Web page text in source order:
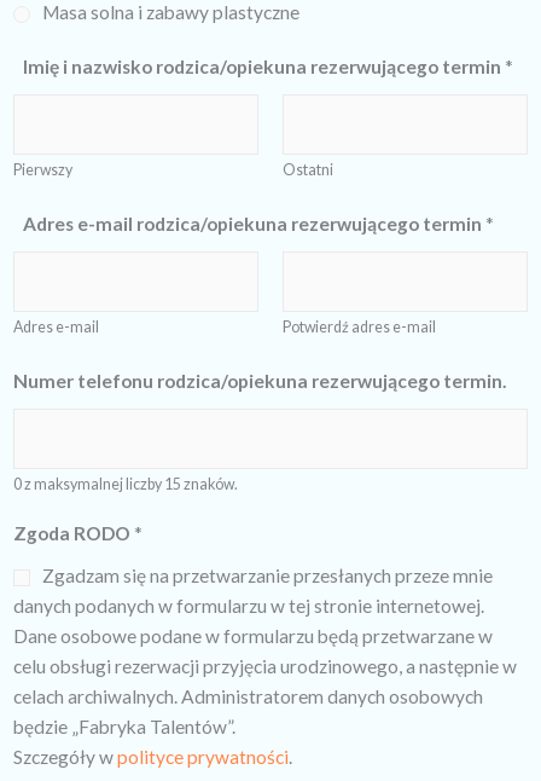
Masa solna i zabawy plastyczne
Imię i nazwisko rodzica/opiekuna rezerwującego termin *
Pierwszy Ostatni
Adres e-mail rodzica/opiekuna rezerwującego termin *
Adres e-mail Potwierdź adres e-mail
Numer telefonu rodzica/opiekuna rezerwującego termin.
0 z maksymalnej liczby 15 znaków.
Zgoda RODO *
Zgadzam się na przetwarzanie przesłanych przeze mnie
danych podanych w formularzu w tej stronie internetowej.
Dane osobowe podane w formularzu będą przetwarzane w
celu obsługi rezerwacji przyjęcia urodzinowego, a następnie w
celach archiwalnych. Administratorem danych osobowych
będzie „Fabryka Talentów”.
Szczegóły wpolityce prywatności.